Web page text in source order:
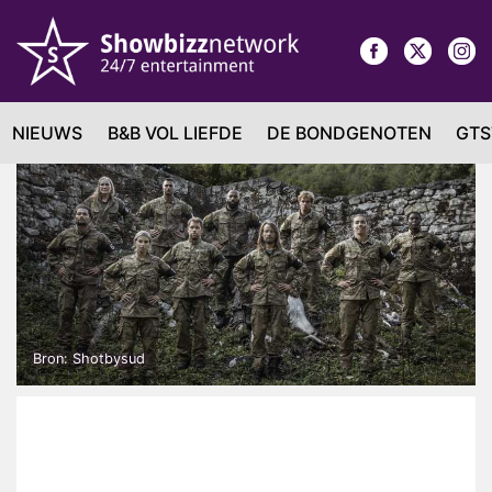
NIEUWS B&B VOL LIEFDE DE BONDGENOTEN
Bron: Shotbysud